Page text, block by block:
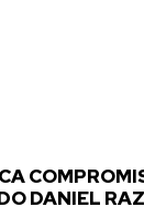
DANIEL